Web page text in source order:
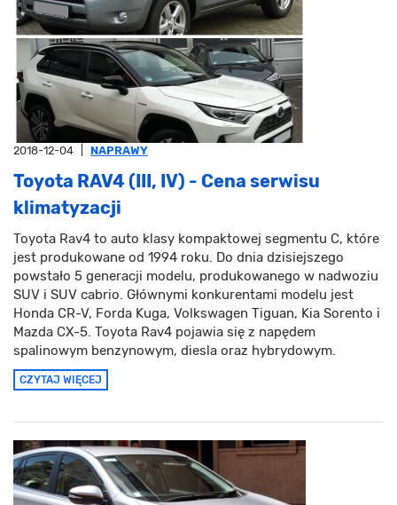
2018-12-04 NAPRAWY
Toyota RAV4 (III, IV) - Cena serwisu
klimatyzacji
Toyota Rav4 to auto klasy kompaktowej segmentu C, które
jest produkowane od 1994 roku. Do dnia dzisiejszego
powstało 5 generacji modelu, produkowanego w nadwoziu
SUV i SUV cabrio. Głównymi konkurentami modelu jest
Honda CR-V, Forda Kuga, Volkswagen Tiguan, Kia Sorento i
Mazda CX-5. Toyota Rav4 pojawia się z napędem
spalinowym benzynowym, diesla oraz hybrydowym.
CZYTAJ WIĘCEJ